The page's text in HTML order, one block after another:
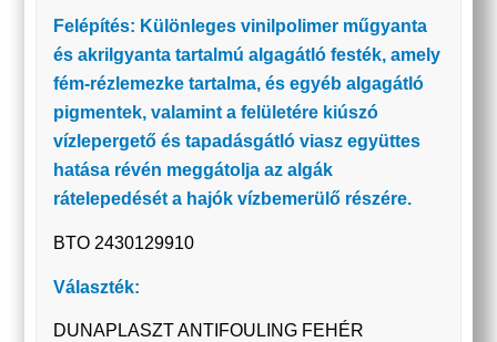
Felépítés: Különleges vinilpolimer műgyanta
és akrilgyanta tartalmú algagátló festék, amely
fém-rézlemezke tartalma, és egyéb algagátló
pigmentek, valamint a felületére kiúszó
vízlepergető és tapadásgátló viasz együttes
hatása révén meggátolja az algák
rátelepedését a hajók vízbemerülő részére.
BTO 2430129910
Választék:
DUNAPLASZT ANTIFOULING FEHÉR